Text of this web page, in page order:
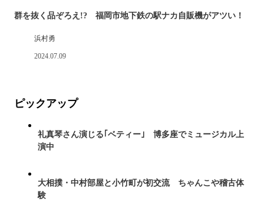
群を抜く品ぞろえ!? 福岡市地下鉄の駅ナカ自販機がアツい！
浜村勇
2024.07.09
ピックアップ
礼真琴さん演じる｢ベティー｣ 博多座でミュージカル上
演中
大相撲・中村部屋と小竹町が初交流 ちゃんこや稽古体
験